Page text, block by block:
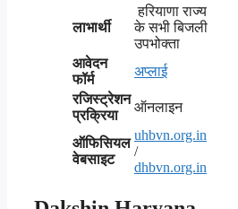
लाभार्थी
हरियाणा राज्य
के सभी बिजली
उपभोक्ता
आवेदन
फॉर्म
अप्लाई
रजिस्ट्रेशन
प्रक्रिया
ऑनलाइन
ऑफिसियल
वेबसाइट
uhbvn.org.in
/
dhbvn.org.in